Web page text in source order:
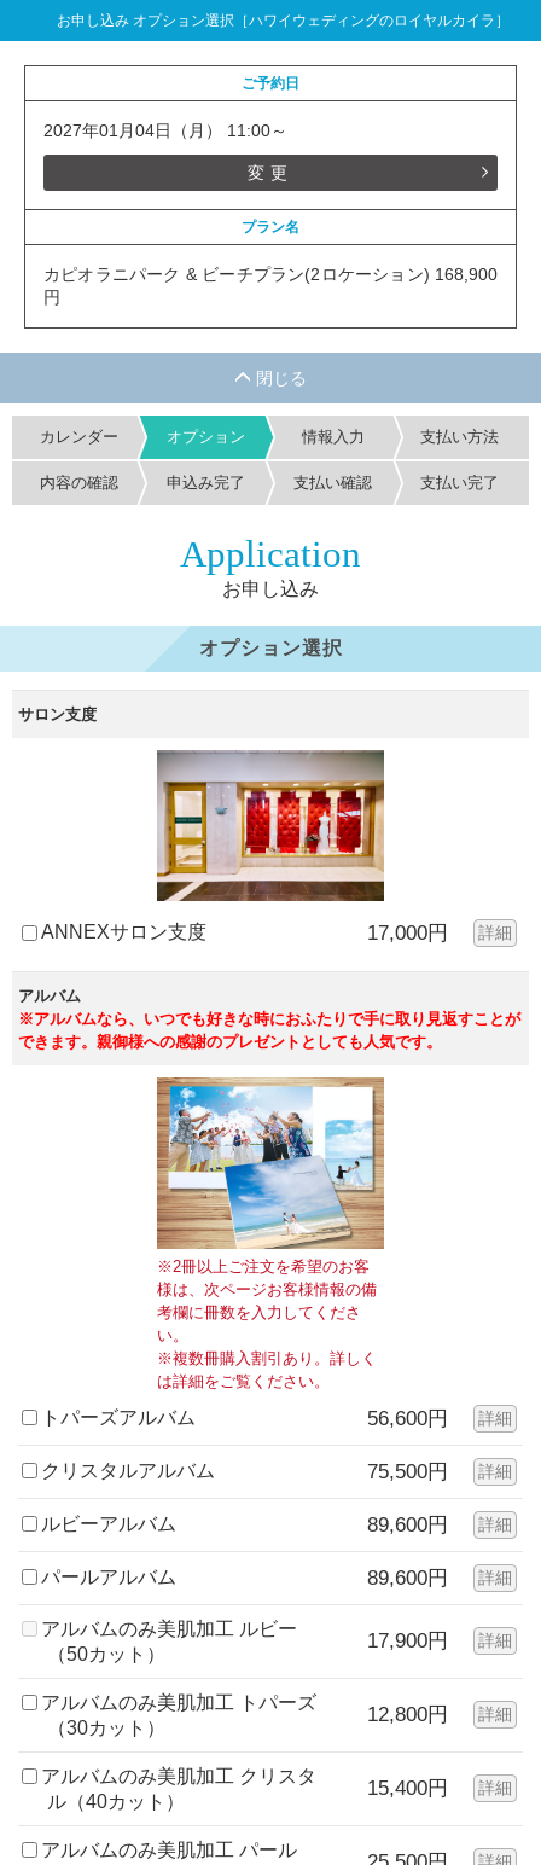
お申し込み オプション選択［ハワイウェディングのロイヤルカイラ］
ご予約日
2027年01月04日（月） 11:00～
変更
プラン名
カピオラニパーク & ビーチプラン(2ロケーション) 168,900
円
カレンダー オプション 情報入力 支払い方法
内容の確認 申込み完了 支払い確認 支払い完了
Application
お申し込み
オプション選択
サロン支度
ANNEXサロン支度 17,000円 詳細
アルバム
※アルバムなら、いつでも好きな時におふたりで手に取り見返すことが
できます。親御様への感謝のプレゼントとしても人気です。
※2冊以上ご注文を希望のお客
様は、次ページお客様情報の備
考欄に冊数を入力してくださ
い。
※複数冊購入割引あり。詳しく
は詳細をご覧ください。
トパーズアルバム 56,600円 詳細
クリスタルアルバム 75,500円 詳細
ルビーアルバム 89,600円 詳細
パールアルバム 89,600円 詳細
アルバムのみ美肌加工 ルビー
（50カット）
17,900円 詳細
アルバムのみ美肌加工 トパーズ
（30カット）
12,800円 詳細
アルバムのみ美肌加工 クリスタ
ル（40カット）
15,400円 詳細
アルバムのみ美肌加工 パール
詳細